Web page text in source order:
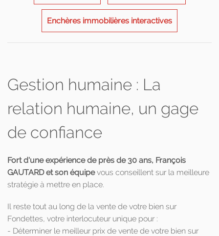
Enchères immobilières interactives
Gestion humaine : La
relation humaine, un gage
de confiance
Fort d'une expérience de près de 30 ans, François
GAUTARD et son équipevous conseillent sur la meilleure
stratégie à mettre en place.
Il reste tout au long de la vente de votre bien sur
Fondettes, votre interlocuteur unique pour :
- Déterminer le meilleur prix de vente de votre bien sur